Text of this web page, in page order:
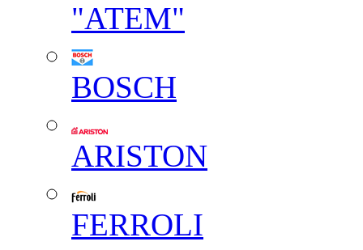
"АТЕМ"
BOSCH
ARISTON
FERROLI